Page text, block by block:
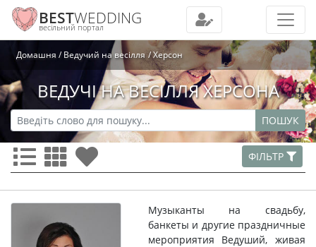
BESTWEDDING
весільний портал
Домашня Ведучий на весілля Херсон
ВЕДУЧІ НА ВЕСІЛЛЯ ХЕРСОНА
ПОШУК
ФІЛЬТР
Музыканты на свадьбу,
банкеты и другие праздничные
мероприятия Ведуший, живая